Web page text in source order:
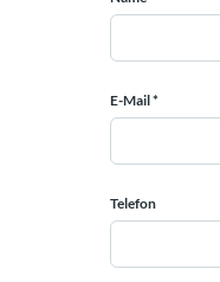
E-Mail *
Telefon